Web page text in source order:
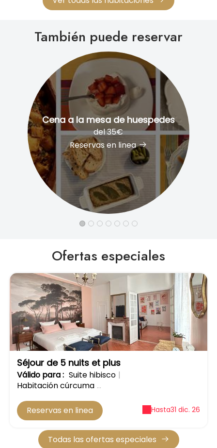
También puede reservar
Cena a la mesa de huespedes
del 35€
Reservas en linea
Ofertas especiales
-10%
Séjour de 5 nuits et plus
Válido para: Suite hibisco |
Habitación cúrcuma ...
Reservas en linea Hasta31 dic. 26
Todas las ofertas especiales